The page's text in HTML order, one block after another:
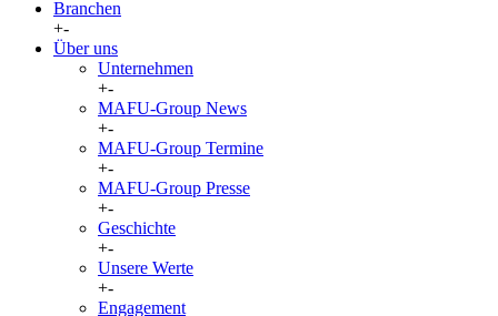
Branchen
+-
Über uns
Unternehmen
+-
MAFU-Group News
+-
MAFU-Group Termine
+-
MAFU-Group Presse
+-
Geschichte
+-
Unsere Werte
+-
Engagement